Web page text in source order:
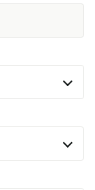
+2,83 €